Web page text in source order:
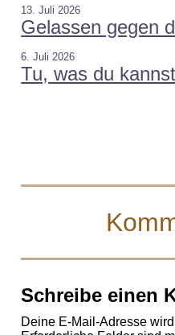
13. Juli 2026
Gelassen gegen
6. Juli 2026
Tu, was du kannst
Schreibe einen
Deine E-Mail-Adresse